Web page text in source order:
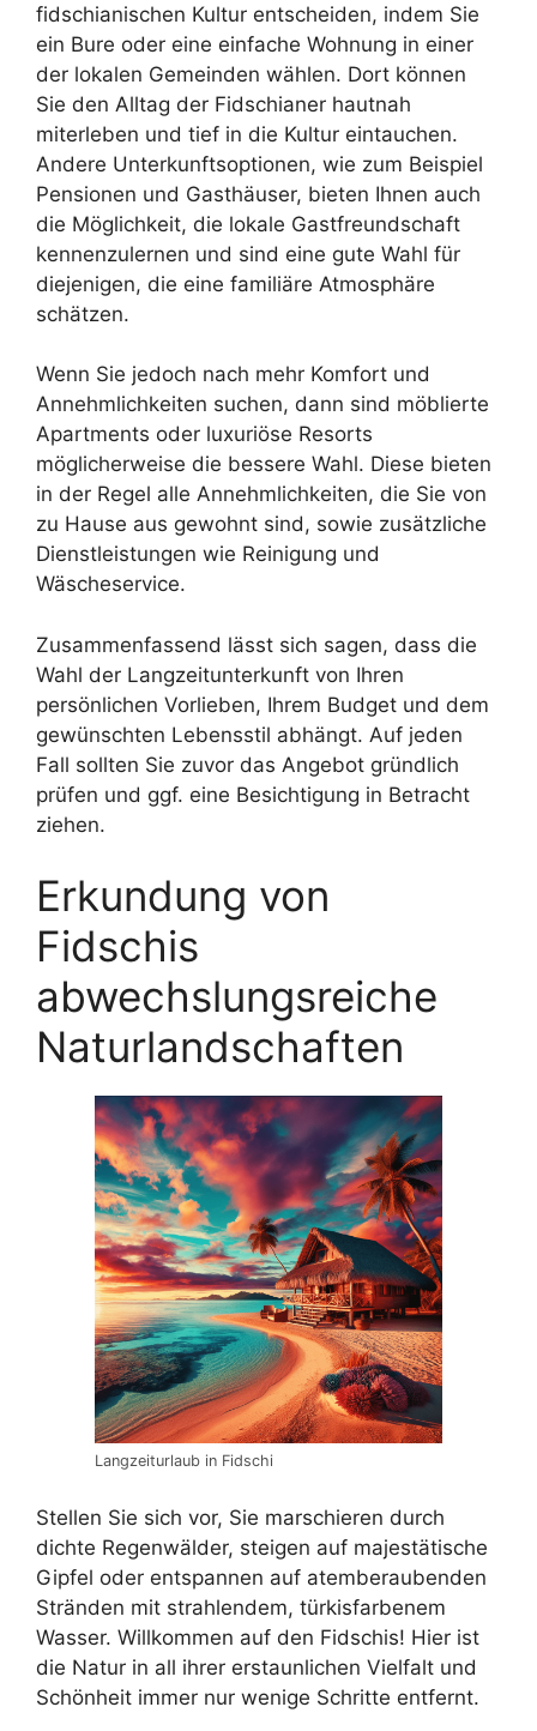
fidschianischen Kultur entscheiden, indem Sie
ein Bure oder eine einfache Wohnung in einer
der lokalen Gemeinden wählen. Dort können
Sie den Alltag der Fidschianer hautnah
miterleben und tief in die Kultur eintauchen.
Andere Unterkunftsoptionen, wie zum Beispiel
Pensionen und Gasthäuser, bieten Ihnen auch
die Möglichkeit, die lokale Gastfreundschaft
kennenzulernen und sind eine gute Wahl für
diejenigen, die eine familiäre Atmosphäre
schätzen.
Wenn Sie jedoch nach mehr Komfort und
Annehmlichkeiten suchen, dann sind möblierte
Apartments oder luxuriöse Resorts
möglicherweise die bessere Wahl. Diese bieten
in der Regel alle Annehmlichkeiten, die Sie von
zu Hause aus gewohnt sind, sowie zusätzliche
Dienstleistungen wie Reinigung und
Wäscheservice.
Zusammenfassend lässt sich sagen, dass die
Wahl der Langzeitunterkunft von Ihren
persönlichen Vorlieben, Ihrem Budget und dem
gewünschten Lebensstil abhängt. Auf jeden
Fall sollten Sie zuvor das Angebot gründlich
prüfen und ggf. eine Besichtigung in Betracht
ziehen.
Erkundung von
Fidschis
abwechslungsreiche
Naturlandschaften
Langzeiturlaub in Fidschi
Stellen Sie sich vor, Sie marschieren durch
dichte Regenwälder, steigen auf majestätische
Gipfel oder entspannen auf atemberaubenden
Stränden mit strahlendem, türkisfarbenem
Wasser. Willkommen auf den Fidschis! Hier ist
die Natur in all ihrer erstaunlichen Vielfalt und
Schönheit immer nur wenige Schritte entfernt.